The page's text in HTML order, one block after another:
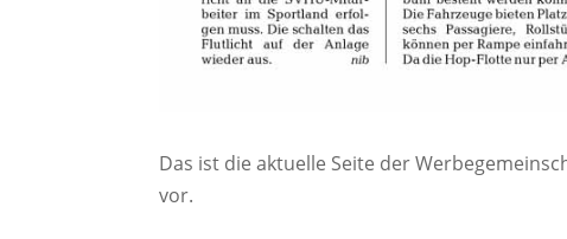
Das ist die aktuelle Seite der
vor.